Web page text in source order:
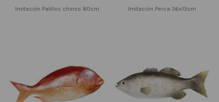
Imitación Palillos chinos 80cm Imitación Perca 36x13cm